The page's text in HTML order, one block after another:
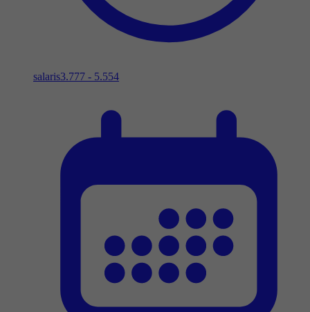
salaris3.777 - 5.554